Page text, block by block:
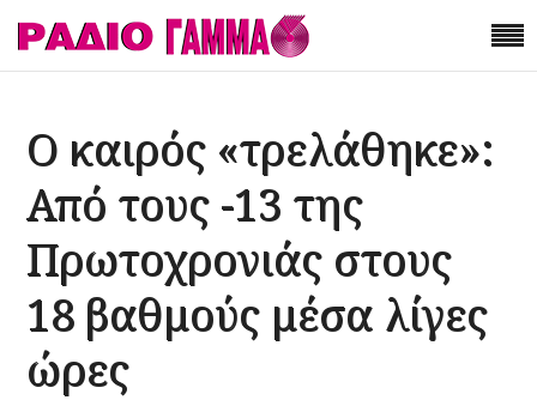
Ο καιρός «τρελάθηκε»:
Από τους -13 της
Πρωτοχρονιάς στους
18 βαθμούς μέσα λίγες
ώρες